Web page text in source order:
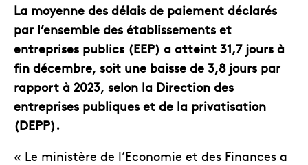
La moyenne des délais de paiement déclarés
par l’ensemble des établissements et
entreprises publics (EEP) a atteint 31,7 jours à
fin décembre, soit une baisse de 3,8 jours par
rapport à 2023, selon la Direction des
entreprises publiques et de la privatisation
(DEPP).
« Le ministère de l’Economie et des Finances a